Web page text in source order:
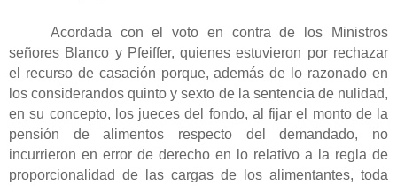
Acordada con el voto en contra de los Ministros
señores Blanco y Pfeiffer, quienes estuvieron por rechazar
el recurso de casación porque, además de lo razonado en
los considerandos quinto y sexto de la sentencia de nulidad,
en su concepto, los jueces del fondo, al fijar el monto de la
pensión de alimentos respecto del demandado, no
incurrieron en error de derecho en lo relativo a la regla de
proporcionalidad de las cargas de los alimentantes, toda